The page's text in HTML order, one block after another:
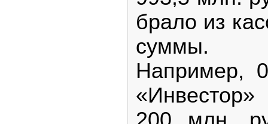
брало из
суммы.
Например,